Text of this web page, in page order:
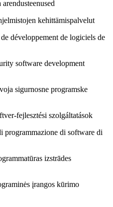
kehittämispalvelut
développement de logiciels de
software development
sigurnosne programske
fejlesztési szolgáltatások
programmazione di software di
izstrādes
įrangos kūrimo